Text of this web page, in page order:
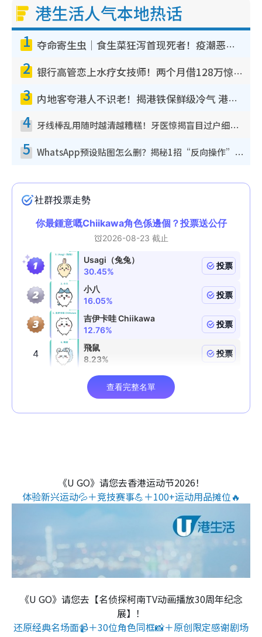
港生活人气本地热话
1 夺命寄生虫｜食生菜狂泻首现死者！疫潮恶化录1.8万宗病例 揭洗菜3大谬误
2 银行高管恋上水疗女技师！两个月借128万惊觉“沉船”沉落火海 揭背后疑似邪教操控卖淫
3 内地客夸港人不识老！揭港铁保鲜级冷气 港人求放过：别投诉
4 牙线棒乱用随时越清越糟糕！牙医惊揭盲目过户细菌恐致蛀牙：这种才是日常真保养
5 WhatsApp预设贴图怎么删？揭秘1招“反向操作”还原简洁界面 附3步实测教程
《U GO》请您去香港运动节2026！
体验新兴运动💦＋竞技赛事💪＋100+运动用品摊位🔥
《U GO》请您去【名侦探柯南TV动画播放30周年纪念
展】！
还原经典名场面📹＋30位角色同框📸＋原创限定感谢剧场